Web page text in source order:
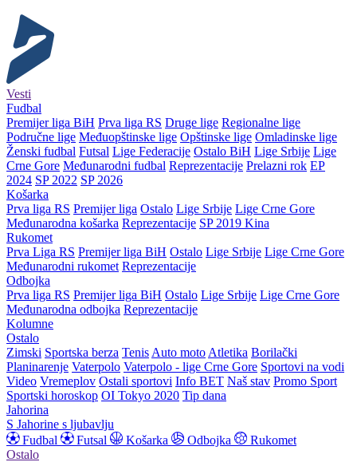
Vesti
Fudbal
Premijer liga BiH Prva liga RS Druge lige Regionalne lige
Područne lige Međuopštinske lige Opštinske lige Omladinske lige
Ženski fudbal Futsal Lige Federacije Ostalo BiH Lige Srbije Lige
Crne Gore Međunarodni fudbal Reprezentacije Prelazni rok EP
2024 SP 2022 SP 2026
Košarka
Prva liga RS Premijer liga Ostalo Lige Srbije Lige Crne Gore
Međunarodna košarka Reprezentacije SP 2019 Kina
Rukomet
Prva Liga RS Premijer liga BiH Ostalo Lige Srbije Lige Crne Gore
Međunarodni rukomet Reprezentacije
Odbojka
Prva liga RS Premijer liga BiH Ostalo Lige Srbije Lige Crne Gore
Međunarodna odbojka Reprezentacije
Kolumne
Ostalo
Zimski Sportska berza Tenis Auto moto Atletika Borilački
Planinarenje Vaterpolo Vaterpolo - lige Crne Gore Sportovi na vodi
Video Vremeplov Ostali sportovi Info BET Naš stav Promo Sport
Sportski horoskop OI Tokyo 2020 Tip dana
Jahorina
S Jahorine s ljubavlju
Fudbal
Futsal Košarka Odbojka
Rukomet
Ostalo